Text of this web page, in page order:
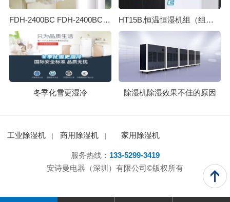
FDH-2400BC FDH-2400BC工业除湿机 HT15B.恒温恒湿机组（组合风柜）控制器.安装使用手册.180421.doc
冬季化雪更湿冷 除湿机除湿效果不佳的原因
工业除湿机 商用除湿机 家用除湿机
服务热线： 133-5299-3419
安诗曼电器（深圳）有限公司©版权所有